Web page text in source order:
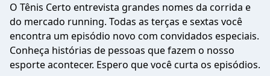
O Tênis Certo entrevista grandes nomes da corrida e
do mercado running. Todas as terças e sextas você
encontra um episódio novo com convidados especiais.
Conheça histórias de pessoas que fazem o nosso
esporte acontecer. Espero que você curta os episódios.